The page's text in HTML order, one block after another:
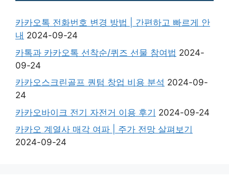
카카오톡 전화번호 변경 방법 | 간편하고 빠르게 안
내 2024-09-24
카톡과 카카오톡 선착순/퀴즈 선물 참여법 2024-
09-24
카카오스크린골프 퀀텀 창업 비용 분석 2024-09-
24
카카오바이크 전기 자전거 이용 후기 2024-09-24
카카오 계열사 매각 여파 | 주가 전망 살펴보기
2024-09-24